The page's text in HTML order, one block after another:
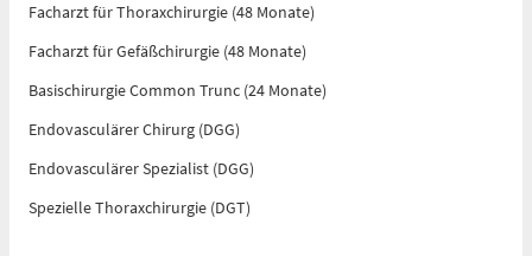
Anfahrtskarte (PDF)
Facharzt für Thoraxchirurgie (48 Monate)
Facharzt für Gefäßchirurgie (48 Monate)
Basischirurgie Common Trunc (24 Monate)
Endovasculärer Chirurg (DGG)
Endovasculärer Spezialist (DGG)
Spezielle Thoraxchirurgie (DGT)